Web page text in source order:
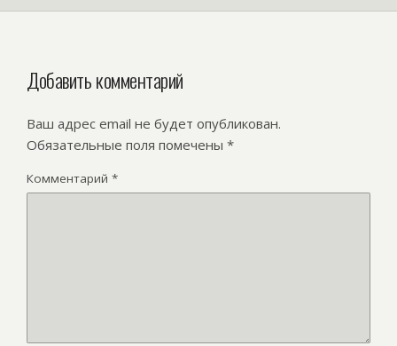
Добавить комментарий
Ваш адрес email не будет опубликован.
Обязательные поля помечены *
Комментарий *